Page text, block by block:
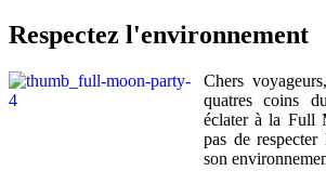
Respectez l'environnement
Chers
quatres coins
éclater à la Full
pas de
son